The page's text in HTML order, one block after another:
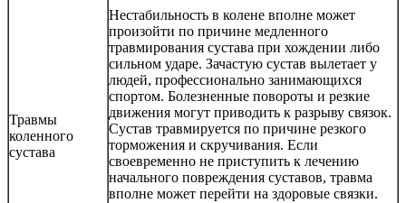
Травмы
коленного
сустава
Нестабильность в колене вполне может
произойти по причине медленного
травмирования сустава при хождении либо
сильном ударе. Зачастую сустав вылетает у
людей, профессионально занимающихся
спортом. Болезненные повороты и резкие
движения могут приводить к разрыву связок.
Сустав травмируется по причине резкого
торможения и скручивания. Если
своевременно не приступить к лечению
начального повреждения суставов, травма
вполне может перейти на здоровые связки.